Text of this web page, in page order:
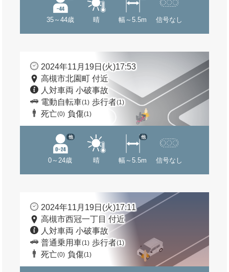
35～44歳 晴 幅～5.5m 信号なし
2024年11月19日(火)17:53
高槻市北園町 付近
人対車両 小破事故
電動自転車(1) 歩行者(1)
死亡(0) 負傷(1)
0～24歳
他
晴 幅～5.5m
他
信号なし
2024年11月19日(火)17:11
高槻市西冠一丁目 付近
人対車両 小破事故
普通乗用車(1) 歩行者(1)
死亡(0) 負傷(1)